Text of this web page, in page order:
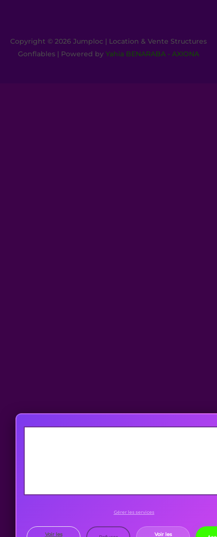
Gérer les services
Voir les
Voir les
Copyright © 2026 Jumploc | Location & Vente Structures
Gonflables | Powered by Yahia BENARABA - AXIONA